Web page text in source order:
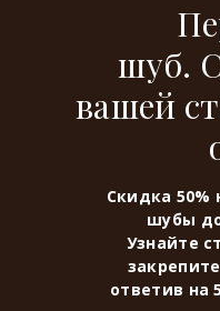
шуб.
вашей
Скидка
шубы
Узнайте
ответив на